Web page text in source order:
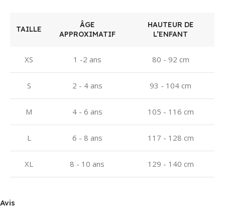
TAILLE
ÂGE
APPROXIMATIF
HAUTEUR DE
L’ENFANT
XS 1 -2 ans 80 - 92 cm
S 2 - 4 ans 93 - 104 cm
M 4 - 6 ans 105 - 116 cm
L 6 - 8 ans 117 - 128 cm
XL 8 - 10 ans 129 - 140 cm
Avis